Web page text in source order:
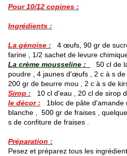
Pour 10/12 copines :
Ingrédients :
La génoise : 4 œufs, 90 gr de
farine , 1/2 sachet de levure
La crème mousseline :
50 cl de
poudre , 4 jaunes d'œufs , 2 c à s de
200 gr de beurre mou , 2 c à s de
Sirop : 10 cl d'eau , 20 cl de sirop
le décor : 1bloc de pâte d'amande
blanche , 500 gr de fraises ,
s de confiture de fraises .
Préparation :
Pesez et préparez tous les